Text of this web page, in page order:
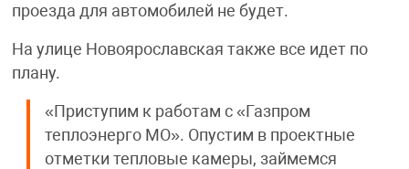
проезда для автомобилей не будет.
На улице Новоярославская также все идет по
плану.
«Приступим к работам с «Газпром
теплоэнерго МО». Опустим в проектные
отметки тепловые камеры, займемся